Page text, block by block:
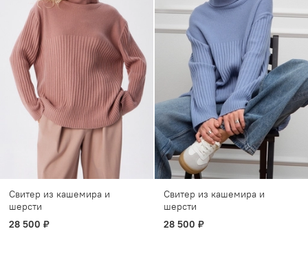
Свитер из кашемира и
шерсти
28 500 ₽
Свитер из кашемира и
шерсти
28 500 ₽